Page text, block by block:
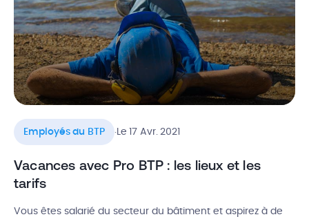
Employés du BTP . Le 17 Avr. 2021
Vacances avec Pro BTP : les lieux et les
tarifs
Vous êtes salarié du secteur du bâtiment et aspirez à de